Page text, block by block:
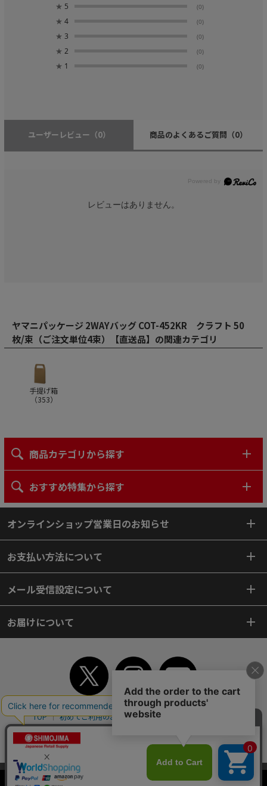
当サイトはクッキー（Cookie）を使用しています。Cookieの使用に同意いた
★ 5 (0)
★ 4 (0)
★ 3 (0)
★ 2 (0)
★ 1 (0)
ユーザーレビュー （0） 商品のよくあるご質問 （0）
レビューはありません。
ヤマニパッケージ 2WAYバッグ COT-452KR クラフト 50
枚/束（ご注文単位4束）【直送品】の関連カテゴリ
手提げ箱
（353）
商品カテゴリから探す
おすすめ特集から探す
オンラインショップ営業日のお知らせ
お支払い方法について
メール受信設定について
お届けについて
TOP 初めてご利用のお客様へ ご利用案内
個人情報保護方針
よくあるご質問
WEBカタログ
Copyright© 2018 SHIMOJIMA Co.,Ltd. All Rights Reserved.